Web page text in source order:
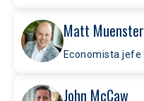
Matt Muenster
Economista jefe
John McCaw